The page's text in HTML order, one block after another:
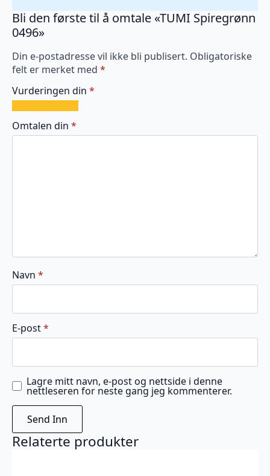
Bli den første til å omtale «TUMI Spiregrønn
0496»
Din e-postadresse vil ikke bli publisert. Obligatoriske
felt er merket med *
Vurderingen din *
av
5
av
5
av
5
av
5
av
5
Omtalen din *
Navn *
E-post*
Lagre mitt navn, e-post og nettside i denne
nettleseren for neste gang jeg kommenterer.
Relaterte produkter